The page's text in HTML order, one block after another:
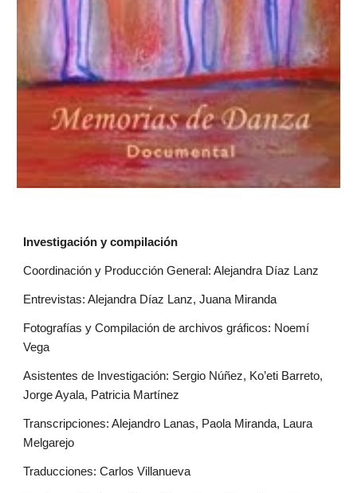
Investigación y compilación
Coordinación y Producción General: Alejandra Díaz Lanz
Entrevistas: Alejandra Díaz Lanz, Juana Miranda
Fotografías y Compilación de archivos gráficos: Noemí
Vega
Asistentes de Investigación: Sergio Núñez, Ko’eti Barreto,
Jorge Ayala, Patricia Martínez
Transcripciones: Alejandro Lanas, Paola Miranda, Laura
Melgarejo
Traducciones: Carlos Villanueva